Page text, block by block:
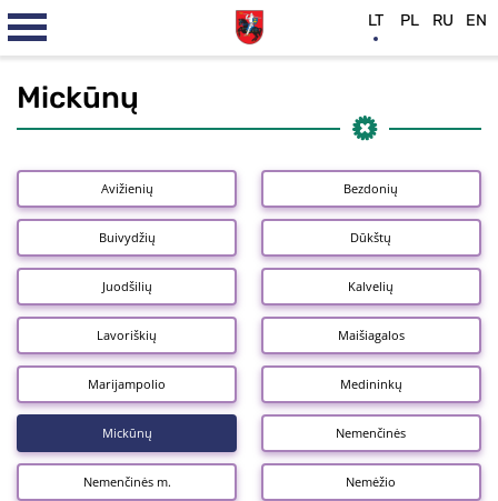
Mickūnų
Avižienių Bezdonių
Buivydžių Dūkštų
Juodšilių Kalvelių
Lavoriškių Maišiagalos
Marijampolio Medininkų
Mickūnų Nemenčinės
Nemenčinės m. Nemėžio
LT PL RU EN